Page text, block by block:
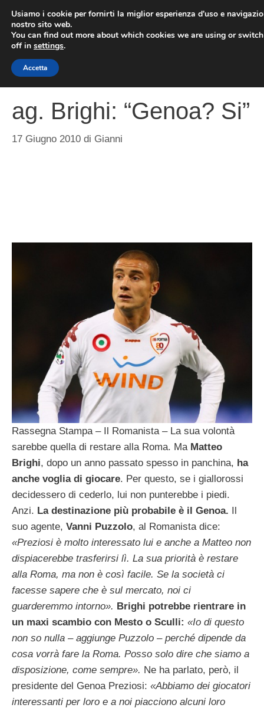
contenuto
ag. Brighi: “Genoa? Si”
17 Giugno 2010 di Gianni
Rassegna Stampa – Il Romanista – La sua volontà
sarebbe quella di restare alla Roma. Ma Matteo
Brighi, dopo un anno passato spesso in panchina, ha
anche voglia di giocare. Per questo, se i giallorossi
decidessero di cederlo, lui non punterebbe i piedi.
Anzi. La destinazione più probabile è il Genoa. Il
suo agente, Vanni Puzzolo, al Romanista dice:
«Preziosi è molto interessato lui e anche a Matteo non
dispiacerebbe trasferirsi lì. La sua priorità è restare
alla Roma, ma non è così facile. Se la società ci
facesse sapere che è sul mercato, noi ci
guarderemmo intorno». Brighi potrebbe rientrare in
un maxi scambio con Mesto o Sculli: «Io di questo
non so nulla – aggiunge Puzzolo – perché dipende da
cosa vorrà fare la Roma. Posso solo dire che siamo a
disposizione, come sempre». Ne ha parlato, però, il
presidente del Genoa Preziosi: «Abbiamo dei giocatori
interessanti per loro e a noi piacciono alcuni loro
Usiamo i cookie per fornirti la miglior esperienza d'uso e
nostro sito web.
You can find out more about which cookies we are using or
off in settings.
Accetta